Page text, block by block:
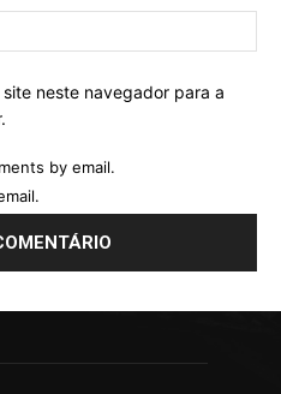
neste navegador para a
by email.